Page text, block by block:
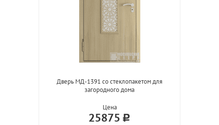
Дверь МД-1391 со стеклопакетом для
загородного дома
Цена
25875